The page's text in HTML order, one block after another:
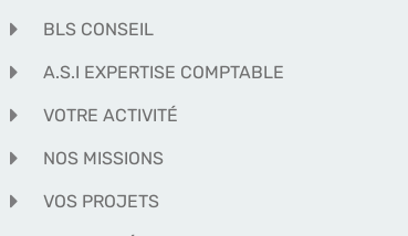
BLS CONSEIL
A.S.I EXPERTISE COMPTABLE
VOTRE ACTIVITÉ
NOS MISSIONS
VOS PROJETS